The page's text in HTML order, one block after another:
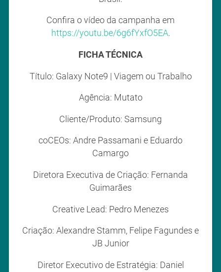
Confira o vídeo da campanha em
https://youtu.be/6g6fYxfO5EA.
FICHA TÉCNICA
Título: Galaxy Note9 | Viagem ou Trabalho
Agência: Mutato
Cliente/Produto: Samsung
coCEOs: Andre Passamani e Eduardo
Camargo
Diretora Executiva de Criação: Fernanda
Guimarães
Creative Lead: Pedro Menezes
Criação: Alexandre Stamm, Felipe Fagundes e
JB Junior
Diretor Executivo de Estratégia: Daniel